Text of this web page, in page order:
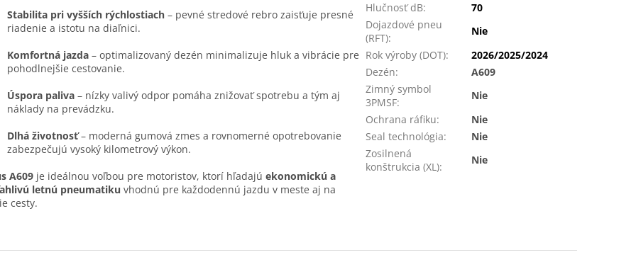
Stabilita pri vyšších rýchlostiach – pevné stredové rebro zaisťuje presné
riadenie a istotu na diaľnici.
Komfortná jazda – optimalizovaný dezén minimalizuje hluk a vibrácie pre
pohodlnejšie cestovanie.
Úspora paliva – nízky valivý odpor pomáha znižovať spotrebu a tým aj
náklady na prevádzku.
Dlhá životnosť– moderná gumová zmes a rovnomerné opotrebovanie
zabezpečujú vysoký kilometrový výkon.
A609 je ideálnou voľbou pre motoristov, ktorí hľadajú ekonomickú a
letnú pneumatiku vhodnú pre každodennú jazdu v meste aj na
cesty.
Hlučnosť dB:
70
Dojazdové pneu
(RFT):
Nie
Rok výroby (DOT):
2026/2025/2024
Dezén:
A609
Zimný symbol
3PMSF:
Nie
Ochrana ráfiku:
Nie
Seal technológia:
Nie
Zosilnená
konštrukcia (XL):
Nie